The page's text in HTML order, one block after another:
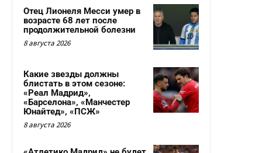
Отец Лионеля Месси умер в
возрасте 68 лет после
продолжительной болезни
8 августа 2026
Какие звезды должны
блистать в этом сезоне:
«Реал Мадрид»,
«Барселона», «Манчестер
Юнайтед», «ПСЖ»
8 августа 2026